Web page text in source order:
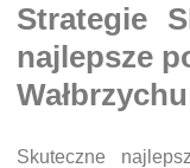
Strategie
najlepsze
Wałbrzychu
Skuteczne